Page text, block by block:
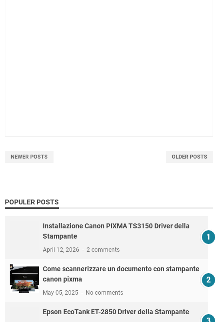
NEWER POSTS OLDER POSTS
POPULER POSTS
Installazione Canon PIXMA TS3150 Driver della
Stampante
April 12, 2026 2 comments
Come scannerizzare un documento con stampante
canon pixma
May 05, 2025 No comments
Epson EcoTank ET-2850 Driver della Stampante